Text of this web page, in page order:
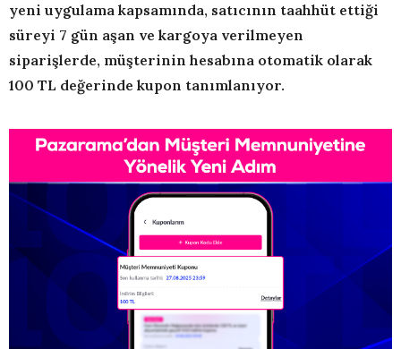
yeni uygulama kapsamında, satıcının taahhüt ettiği
süreyi 7 gün aşan ve kargoya verilmeyen
siparişlerde, müşterinin hesabına otomatik olarak
100 TL değerinde kupon tanımlanıyor.